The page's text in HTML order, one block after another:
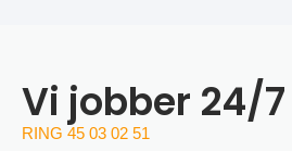
Vi jobber 24/7
RING 45 03 02 51